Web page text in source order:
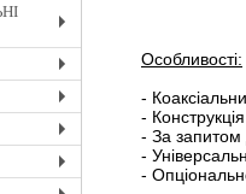
+
+
+
+
+
Особливості:
-
-
- За запитом
-
-